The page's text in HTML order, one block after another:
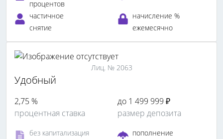
процентов
частичное
снятие
начисление %
ежемесячно
Лиц. № 2063
Удобный
2,75 %
процентная ставка
до 1 499 999 ₽
размер депозита
без капитализация
пополнение